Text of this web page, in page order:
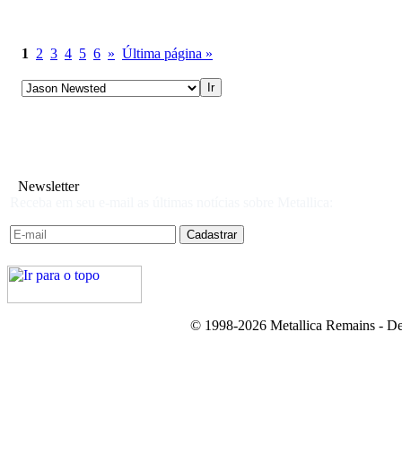
1 2 3 4 5 6 » Última página »
Newsletter
© 1998-2026 Metallica Remains -